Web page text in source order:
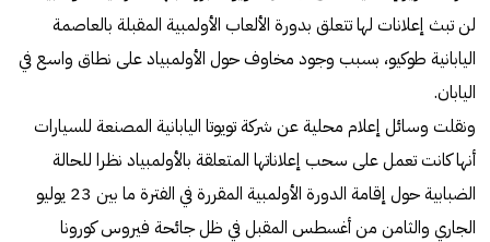
لن تبث إعلانات لها تتعلق بدورة الألعاب الأولمبية المقبلة بالعاصمة
اليابانية طوكيو، بسبب وجود مخاوف حول الأولمبياد على نطاق واسع في
اليابان.
ونقلت وسائل إعلام محلية عن شركة تويوتا اليابانية المصنعة للسيارات
أنها كانت تعمل على سحب إعلاناتها المتعلقة بالأولمبياد نظرا للحالة
الضبابية حول إقامة الدورة الأولمبية المقررة في الفترة ما بين 23 يوليو
الجاري والثامن من أغسطس المقبل في ظل جائحة فيروس كورونا